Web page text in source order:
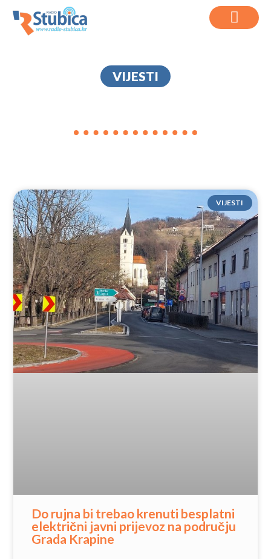
VIJESTI
VIJESTI
Do rujna bi trebao krenuti besplatni
električni javni prijevoz na području
Grada Krapine